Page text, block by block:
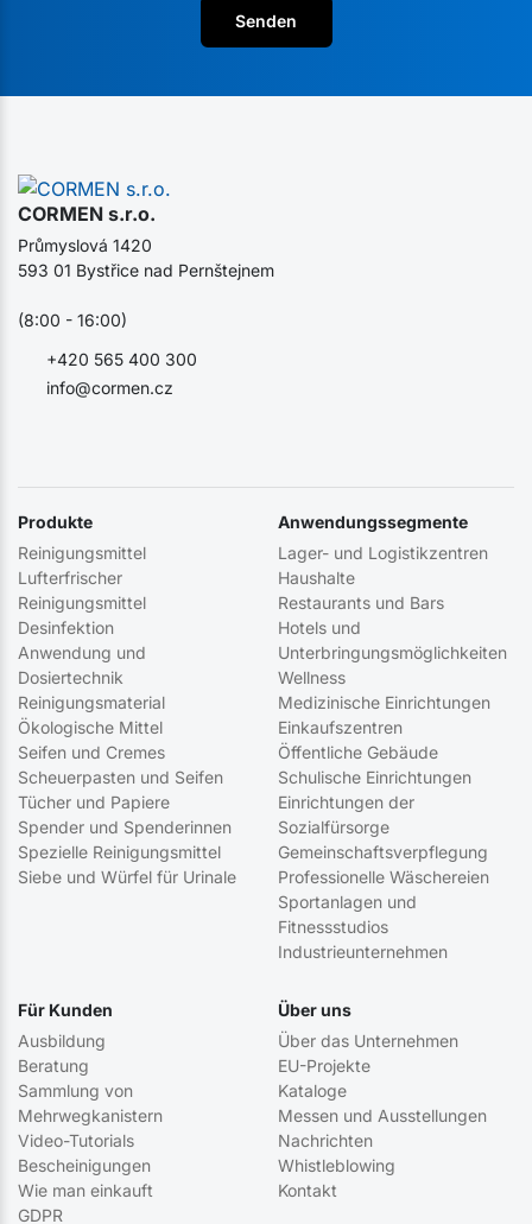
Senden
CORMEN s.r.o.
info@cormen.cz
+420 565 400 300
Průmyslová 1420
593 01 Bystřice nad Pernštejnem
(8:00 - 16:00)
Produkte
Reinigungsmittel
Lufterfrischer
Reinigungsmittel
Desinfektion
Anwendung und
Dosiertechnik
Reinigungsmaterial
Ökologische Mittel
Seifen und Cremes
Scheuerpasten und Seifen
Tücher und Papiere
Spender und Spenderinnen
Spezielle Reinigungsmittel
Siebe und Würfel für Urinale
Anwendungssegmente
Lager- und Logistikzentren
Haushalte
Restaurants und Bars
Hotels und
Unterbringungsmöglichkeiten
Wellness
Medizinische Einrichtungen
Einkaufszentren
Öffentliche Gebäude
Schulische Einrichtungen
Einrichtungen der
Sozialfürsorge
Gemeinschaftsverpflegung
Professionelle Wäschereien
Sportanlagen und
Fitnessstudios
Industrieunternehmen
Für Kunden
Ausbildung
Beratung
Sammlung von
Mehrwegkanistern
Video-Tutorials
Bescheinigungen
Wie man einkauft
GDPR
Über uns
Über das Unternehmen
EU-Projekte
Kataloge
Messen und Ausstellungen
Nachrichten
Whistleblowing
Kontakt